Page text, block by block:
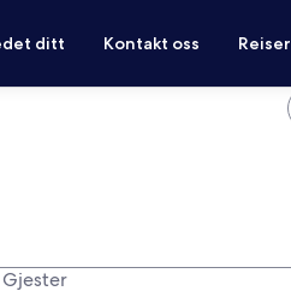
ditt Kontakt oss Reiser
Gjester